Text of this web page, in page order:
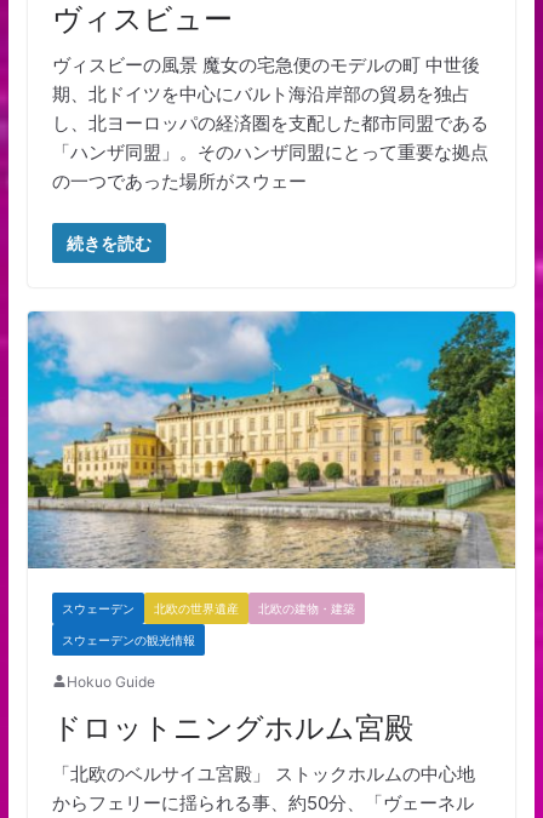
ヴィスビュー
ヴィスビーの風景 魔女の宅急便のモデルの町 中世後
期、北ドイツを中心にバルト海沿岸部の貿易を独占
し、北ヨーロッパの経済圏を支配した都市同盟である
「ハンザ同盟」。そのハンザ同盟にとって重要な拠点
の一つであった場所がスウェー
続きを読む
スウェーデン 北欧の世界遺産 北欧の建物・建築
スウェーデンの観光情報
Hokuo Guide
ドロットニングホルム宮殿
「北欧のベルサイユ宮殿」 ストックホルムの中心地
からフェリーに揺られる事、約50分、「ヴェーネル